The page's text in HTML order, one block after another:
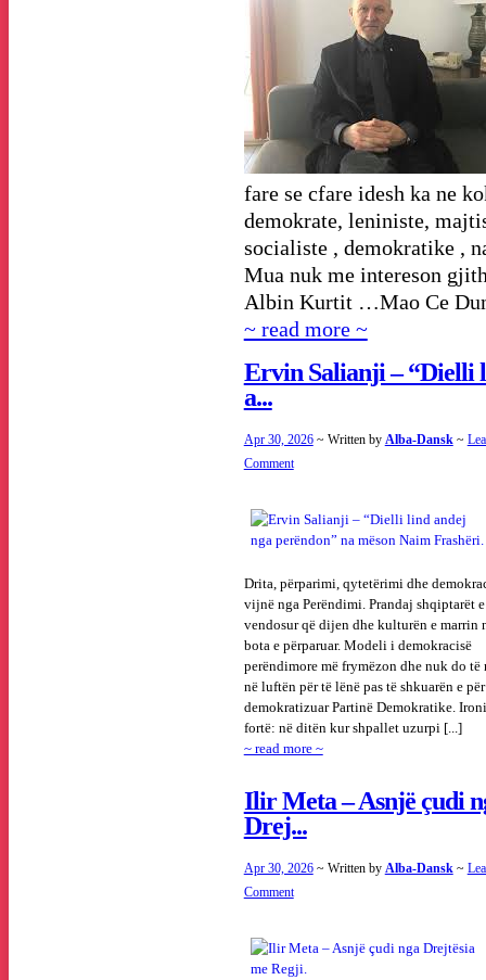
fare se cfare idesh ka ne
demokrate, leniniste,
socialiste , demokratike ,
Mua nuk me intereson
Albin Kurtit …Mao Ce
~ read more ~
Ervin Salianji – “Dielli
a...
Apr 30, 2026 ~ Written by Alba-Dansk ~
Comment
Drita, përparimi, qytetërimi dhe
vijnë nga Perëndimi. Prandaj shqiptarët
vendosur që dijen dhe kulturën e marrin
bota e përparuar. Modeli i demokracisë
perëndimore më frymëzon dhe nuk do të
në luftën për të lënë pas të shkuarën e
demokratizuar Partinë Demokratike.
fortë: në ditën kur shpallet uzurpi [...]
~ read more ~
Ilir Meta – Asnjë çudi
Drej...
Apr 30, 2026 ~ Written by Alba-Dansk ~
Comment